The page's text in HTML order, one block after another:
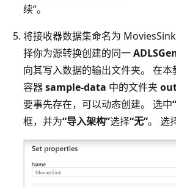
续”。
将接收器数据集命名为
择你为源转换创建的同一
向其写入数据的输出文件夹。 在
容器sample-data 中的文件夹
要事先存在，可以动态创建。 选中
框，并为“导入架构”选择“无”。 选